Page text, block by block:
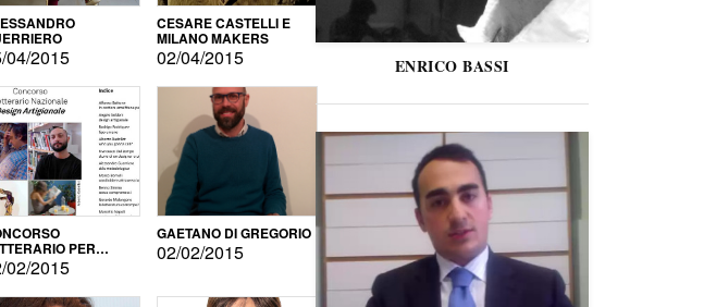
04/2015
CESARE CASTELLI E
MILANO MAKERS
02/04/2015
PER
02/2015
GAETANO DI GREGORIO
02/02/2015
ENRICO BASSI